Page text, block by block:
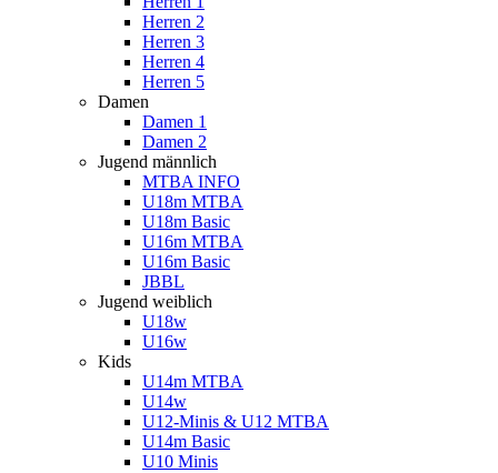
Herren 2
Herren 3
Herren 4
Herren 5
Damen
Damen 1
Damen 2
Jugend männlich
MTBA INFO
U18m MTBA
U18m Basic
U16m MTBA
U16m Basic
JBBL
Jugend weiblich
U18w
U16w
Kids
U14m MTBA
U14w
U12-Minis & U12 MTBA
U14m Basic
U10 Minis